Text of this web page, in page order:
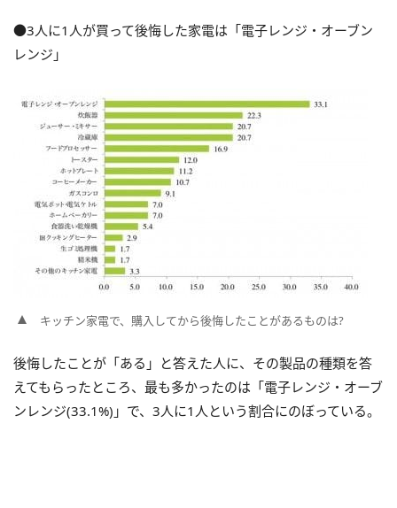
●3人に1人が買って後悔した家電は「電子レンジ・オーブン
レンジ」
キッチン家電で、購入してから後悔したことがあるものは?
後悔したことが「ある」と答えた人に、その製品の種類を答
えてもらったところ、最も多かったのは「電子レンジ・オーブ
ンレンジ(33.1%)」で、3人に1人という割合にのぼっている。